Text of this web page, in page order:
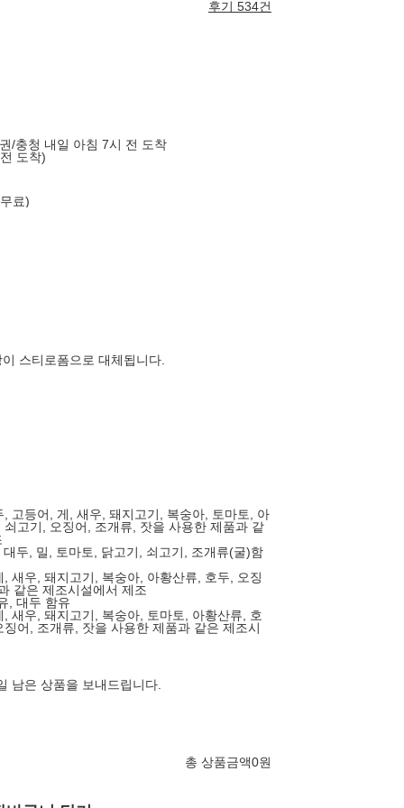
후기 534건
/충청 내일 아침 7시 전 도착
도착)
료)
스티로폼으로 대체됩니다.
, 고등어, 게, 새우, 돼지고기, 복숭아, 토마토, 아
고기, 오징어, 조개류, 잣을 사용한 제품과 같
두, 밀, 토마토, 닭고기, 쇠고기, 조개류(굴)함
새우, 돼지고기, 복숭아, 아황산류, 호두, 오징
같은 제조시설에서 제조
, 대두 함유
새우, 돼지고기, 복숭아, 토마토, 아황산류, 호
어, 조개류, 잣을 사용한 제품과 같은 제조시
남은 상품을 보내드립니다.
총 상품금액0원